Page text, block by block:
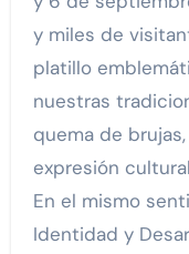
y miles de
platillo
nuestras
quema de
expresión
En el mismo
Identidad y